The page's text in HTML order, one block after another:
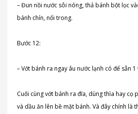
– Đun nồi nước sôi nóng, thả bánh bột lọc
bánh chín, nổi trong.
Bước 12:
– Vớt bánh ra ngay âu nước lạnh có để sẵn 1
Cuối cùng vớt bánh ra đĩa, dùng thìa hay cọ
và dầu ăn lên bề mặt bánh. Và đây chính là